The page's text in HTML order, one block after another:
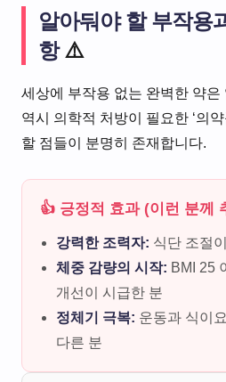
알아둬야 할 부작용
항⚠️
세상에 부작용 없는 완벽한 약은
역시 의학적 처방이 필요한 ‘의
할 점들이 분명히 존재합니다.
👍 긍정적 효과 (이런 분께
강력한 조력자: 식단 조절
체중 감량의 시작: BMI 25
개선이 시급한 분
정체기 극복: 운동과 식이
다른 분